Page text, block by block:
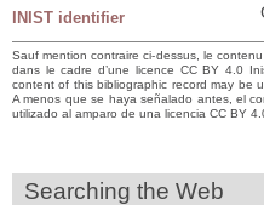
INIST identifier
Sauf mention contraire ci-dessus, le
dans le cadre d’une licence CC BY 4.0
content of this bibliographic record may be
A menos que se haya señalado antes, el
utilizado al amparo de una licencia CC BY
Searching the Web